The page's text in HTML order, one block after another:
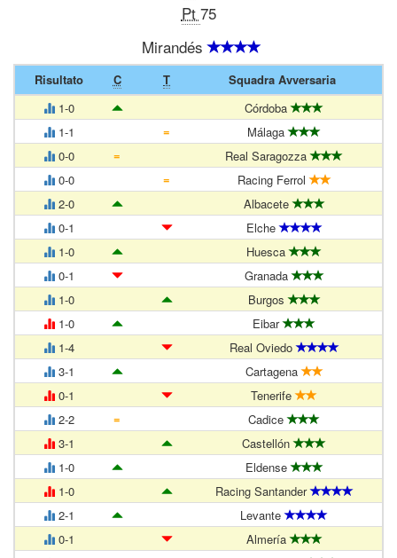
Pt 75
Mirandés
Risultato C T
Squadra Avversaria
1-0
Córdoba
1-1
=
Málaga
0-0
=
Real Saragozza
0-0
=
Racing Ferrol
2-0
Albacete
0-1
Elche
1-0
Huesca
0-1
Granada
1-0
Burgos
1-0
Eibar
1-4
Real Oviedo
3-1
Cartagena
0-1
Tenerife
2-2
=
Cadice
3-1
Castellón
1-0
Eldense
1-0
Racing Santander
2-1
Levante
0-1
Almería